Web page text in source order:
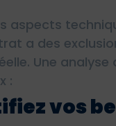
aspects
a des
Une
:
vos